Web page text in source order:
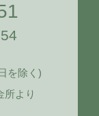
を除く)
所より